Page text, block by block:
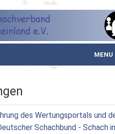
MENU
des Wertungsportals und
Schachbund - Schach in